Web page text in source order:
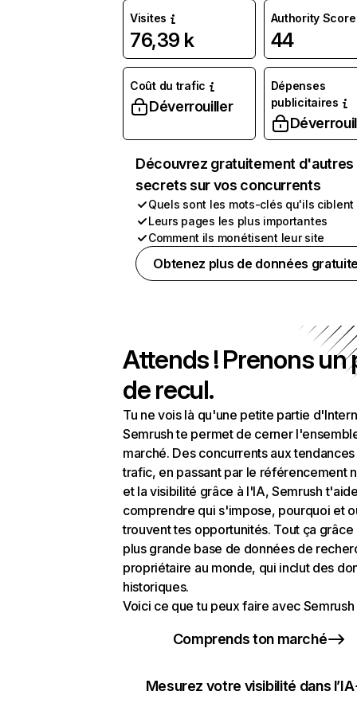
Visites
76,39 k
Authority Score
44
Coût du trafic
Déverrouiller
Dépenses
publicitaires
Découvrez gratuitement d'autres
secrets sur vos concurrents
Quels sont les mots-clés qu'ils ciblent
Leurs pages les plus importantes
Comment ils monétisent leur site
Obtenez plus de données
Attends ! Prenons un
de recul.
Tu ne vois là qu'une petite partie
Semrush te permet de cerner
marché. Des concurrents aux
trafic, en passant par le référencement
et la visibilité grâce à l'IA, Semrush
comprendre qui s'impose, pourquoi et
trouvent tes opportunités. Tout ça grâce
plus grande base de données de
propriétaire au monde, qui inclut des
historiques.
Voici ce que tu peux faire avec Semrush
Comprends ton marché
Mesurez votre visibilité dans l’IA